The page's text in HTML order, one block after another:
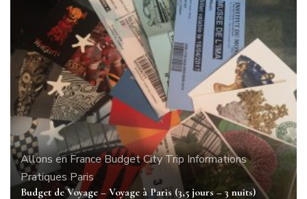
Allons en FranceBudgetCity Trip Informations
Pratiques Paris
Budget de Voyage – Voyage à Paris (3,5 jours – 3 nuits)